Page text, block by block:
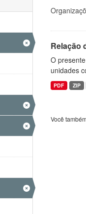
Relação
O
unidades
PDF ZIP
Você